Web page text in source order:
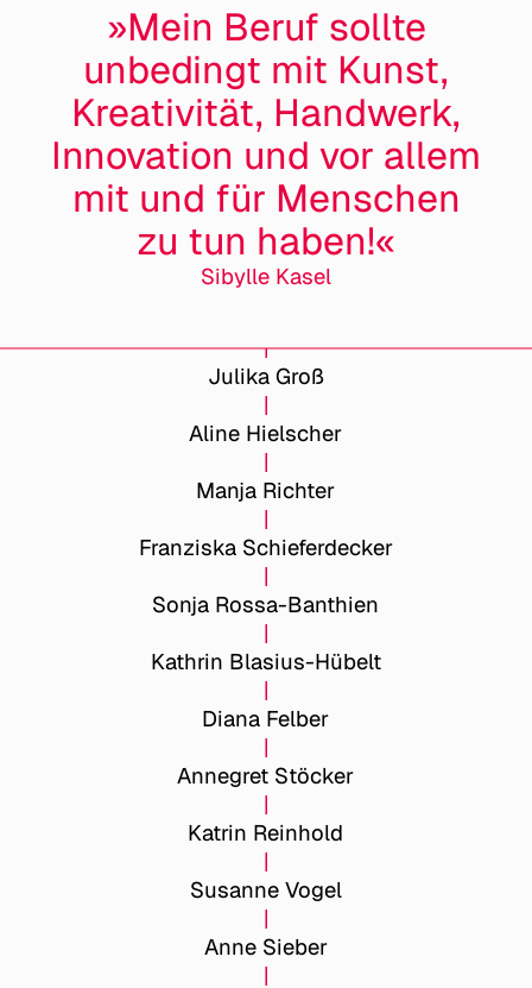
»Mein Beruf sollte
unbedingt mit Kunst,
Kreativität, Handwerk,
Innovation und vor allem
mit und für Menschen
zu tun haben!«
Sibylle Kasel
Julika Groß
Aline Hielscher
Manja Richter
Franziska Schieferdecker
Sonja Rossa-Banthien
Kathrin Blasius-Hübelt
Diana Felber
Annegret Stöcker
Katrin Reinhold
Susanne Vogel
Anne Sieber